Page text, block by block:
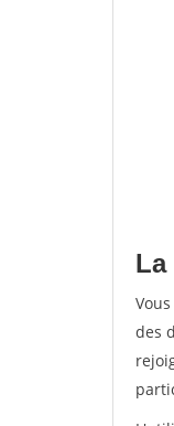
des